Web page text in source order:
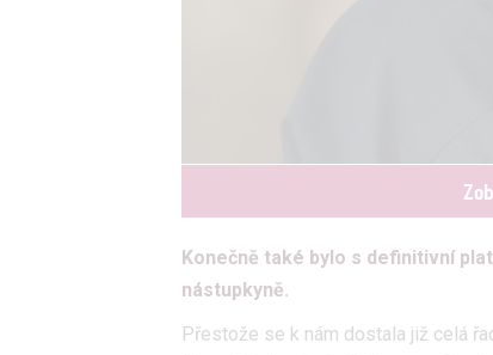
Konečně také bylo s definitivní
nástupkyně.
Přestože se k nám dostala již celá